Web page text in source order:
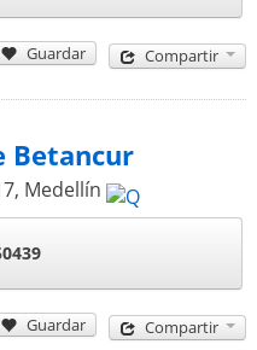
Guardar Compartir
Betancur
, Medellín
Guardar Compartir